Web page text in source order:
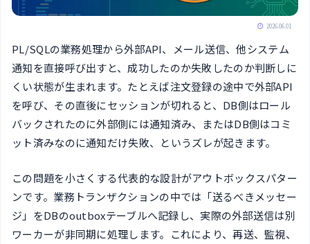
2026.06.01
PL/SQLの業務処理から外部API、メール送信、他システム
通知を直接呼び出すと、成功したのか失敗したのか判断しに
くい状態が生まれます。たとえば注文登録の途中で外部API
を呼び、その直後にセッションが切れると、DB側はロール
バックされたのに外部側には通知済み、またはDB側はコミ
ット済みなのに通知だけ失敗、というズレが起きます。
この問題を小さくする代表的な設計がアウトボックスパター
ンです。業務トランザクションの中では「送るべきメッセー
ジ」をDBのoutboxテーブルへ記録し、実際の外部送信は別
ワーカーが非同期に処理します。これにより、再送、監視、